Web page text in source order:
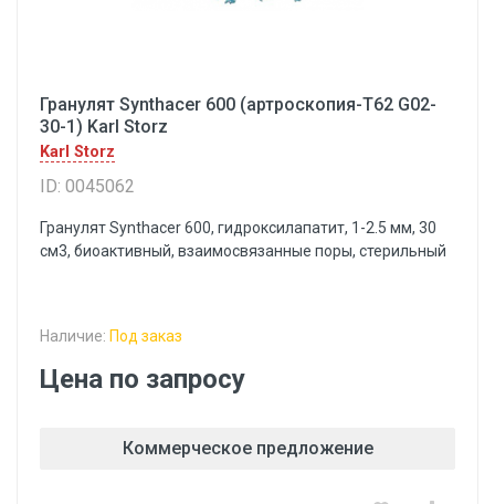
Гранулят Synthacer 600 (артроскопия-Т62 G02-
30-1) Karl Storz
Karl Storz
ID: 0045062
Гранулят Synthacer 600, гидроксилапатит, 1-2.5 мм, 30
см3, биоактивный, взаимосвязанные поры, стерильный
Наличие: Под заказ
Цена по запросу
Коммерческое предложение